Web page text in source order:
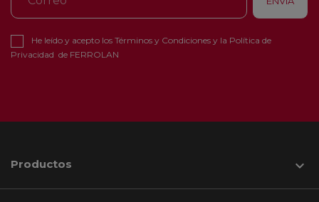
He leído y acepto los Términos y Condiciones y la Política de
Privacidad de FERROLAN
Productos 